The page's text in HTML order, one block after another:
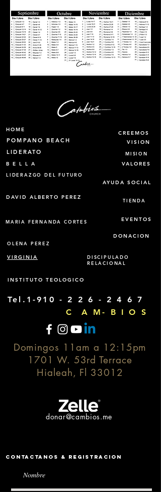
HOME
POMPANO BEACH
LIDERATO
B E L L A
CREEMOS
VISION
MISION
VALORES
LIDERAZGO DEL FUTURO
AYUDA SOCIAL
DAVID ALBERTO PEREZ
MARIA FERNANDA CORTES
TIENDA
EVENTOS
DONACION
OLENA PEREZ
VIRGINIA
DISCIPULADO
RELACIONAL
INSTITUTO TEOLOGICO
Tel.1-910 - 2 2 6 - 2 4 6 7
C A M- B I O S
Domingos 11am a 12:15pm
1701 W. 53rd Terrace
Hialeah, Fl 33012
donar@cambios.me
Contactanos & Registracion